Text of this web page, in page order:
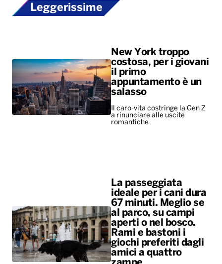
Leggerissime
New York troppo
costosa, per i giovani
il primo
appuntamento è un
salasso
Il caro-vita costringe la Gen Z
a rinunciare alle uscite
romantiche
La passeggiata
ideale per i cani dura
67 minuti. Meglio se
al parco, su campi
aperti o nel bosco.
Rami e bastoni i
giochi preferiti dagli
amici a quattro